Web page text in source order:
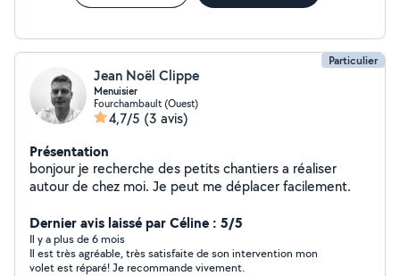
Particulier
Jean Noël Clippe
Menuisier
Fourchambault (Ouest)
4,7/5 (3 avis)
Présentation
bonjour je recherche des petits chantiers a réaliser
autour de chez moi. Je peut me déplacer facilement.
Dernier avis laissé par Céline : 5/5
Il y a plus de 6 mois
Il est très agréable, très satisfaite de son intervention mon
volet est réparé! Je recommande vivement.